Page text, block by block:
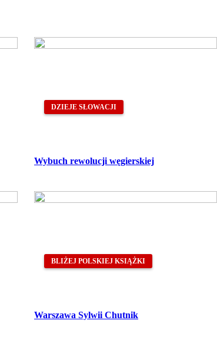
DZIEJE SŁOWACJI
Wybuch rewolucji węgierskiej
BLIŻEJ POLSKIEJ KSIĄŻKI
Warszawa Sylwii Chutnik